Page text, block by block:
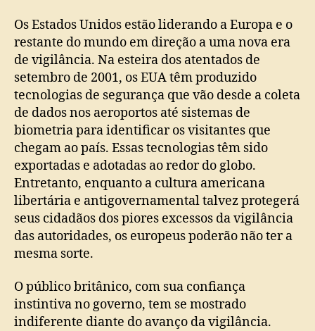
Os Estados Unidos estão liderando a Europa e o
restante do mundo em direção a uma nova era
de vigilância. Na esteira dos atentados de
setembro de 2001, os EUA têm produzido
tecnologias de segurança que vão desde a coleta
de dados nos aeroportos até sistemas de
biometria para identificar os visitantes que
chegam ao país. Essas tecnologias têm sido
exportadas e adotadas ao redor do globo.
Entretanto, enquanto a cultura americana
libertária e antigovernamental talvez protegerá
seus cidadãos dos piores excessos da vigilância
das autoridades, os europeus poderão não ter a
mesma sorte.
O público britânico, com sua confiança
instintiva no governo, tem se mostrado
indiferente diante do avanço da vigilância.